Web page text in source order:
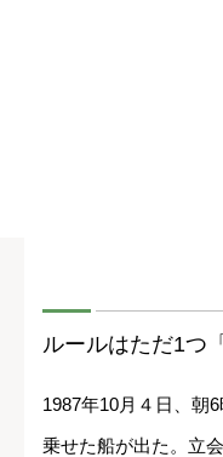
ルールはただ1つ
1987年10月４日、朝
乗せた船が出た。立